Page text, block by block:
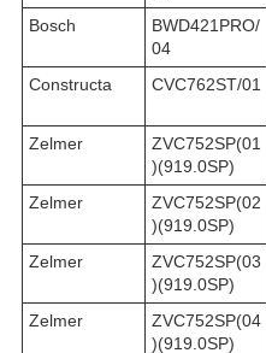
Bosch
BWD421PRO/
04
Constructa
CVC762ST/01
Zelmer
ZVC752SP(01
)(919.0SP)
Zelmer
ZVC752SP(02
)(919.0SP)
Zelmer
ZVC752SP(03
)(919.0SP)
Zelmer
ZVC752SP(04
)(919.0SP)